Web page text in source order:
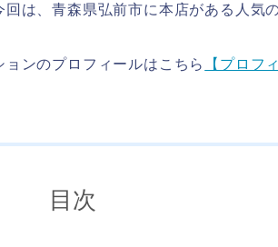
回は、青森県弘前市に本店がある人気
ョンのプロフィールはこちら 【プロフ
目次